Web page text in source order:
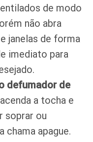
de modo
não abra
janelas de forma
imediato para
defumador de
a tocha e
soprar ou
chama apague.